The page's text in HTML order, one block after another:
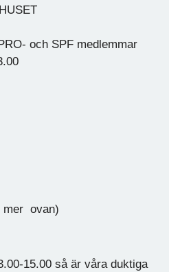
och SPF medlemmar
mer ovan)
15.00 så är våra duktiga